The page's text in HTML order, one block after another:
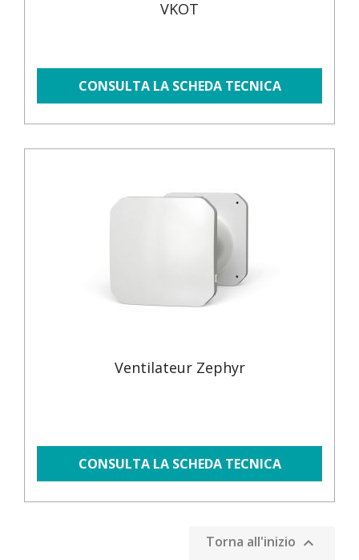
VKOT
CONSULTA LA SCHEDA TECNICA
Ventilateur Zephyr
CONSULTA LA SCHEDA TECNICA
Torna all'inizio 